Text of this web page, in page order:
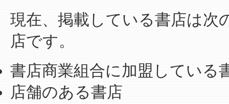
現在、掲載している書店は次
店です。
書店商業組合に加盟している
店舗のある書店